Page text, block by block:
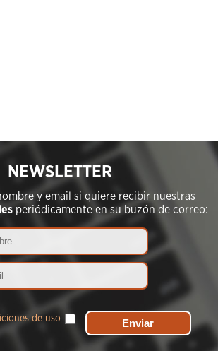
NEWSLETTER
y email si quiere recibir nuestras
periódicamente en su buzón de correo:
de uso